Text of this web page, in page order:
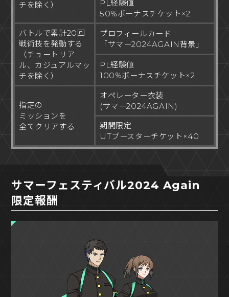
チを除く）
PL経験値
50%ボーナスチケット×2
バトルで累計20回
戦術技を発動する
（チュートリア
ル、カジュアルマッ
チを除く）
プロフィールカード
「サマー2024AGAIN背景」
PL経験値
100%ボーナスチケット×2
指定の
ミッションを
全てクリアする
オペレーター衣装
(サマー2024AGAIN)
期間限定
UTブースターチケット×40
サマーフェスティバル2024 Again
限定報酬